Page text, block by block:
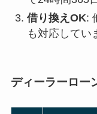
借り換えOK:
も対応してい
ディーラーロー